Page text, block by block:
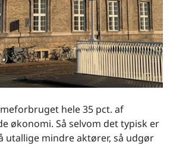
hele 35 pct. af
økonomi. Så selvom det typisk er
utallige mindre aktører, så udgør